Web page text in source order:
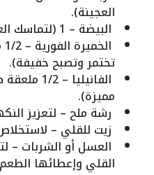
العجينة).
البيضة – 1 (لتماسك العجينة).
تختمر وتصبح خفيفة).
مميزة).
رشة ملح – لتعزيز
زيت للقلي –
العسل أو الشربات
القلي وإعطائها